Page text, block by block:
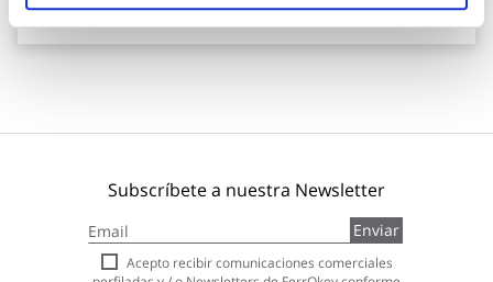
Añadir al carrito
Subscríbete a nuestra Newsletter
a
nuestro
boletín
Enviar
Acepto recibir comunicaciones comerciales